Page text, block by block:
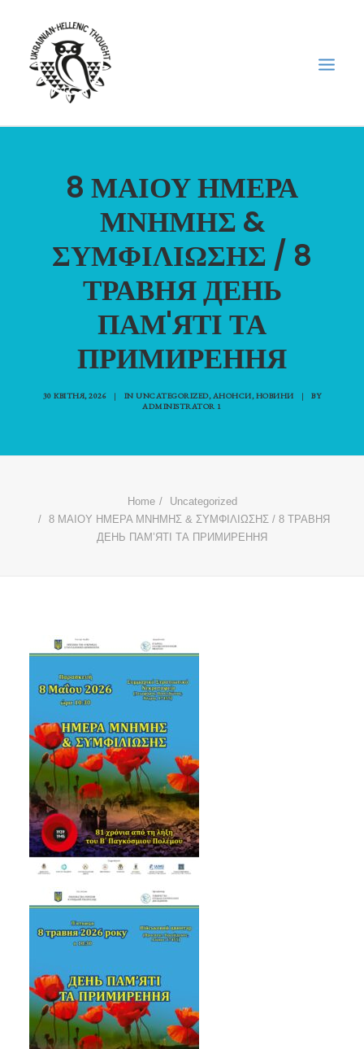
НЕДІЛЬНА ШКОЛА
ГОЛОДОМОР
ФОРУМ УКРАЇНСЬКОЇ ДІАСПОРИ В ГРЕЦІЇ
“ВІСНИК”/”ΑΓΓΕΛΙΑΦΌΡΟΣ”
8 ΜΑΙΟΥ ΗΜΕΡΑ
ΜΝΗΜΗΣ &
ΣΥΜΦΙΛΙΩΣΗΣ / 8
ТРАВНЯ ДЕНЬ
ПАМ'ЯТІ ТА
ПРИМИРЕННЯ
30 КВІТНЯ, 2026 | INUNCATEGORIZED,АНОНСИ,НОВИНИ |
BY
ADMINISTRATOR 1
Home
Uncategorized
8 ΜΑΙΟΥ ΗΜΕΡΑ ΜΝΗΜΗΣ & ΣΥΜΦΙΛΙΩΣΗΣ / 8 ТРАВНЯ
ДЕНЬ ПАМ’ЯТІ ТА ПРИМИРЕННЯ